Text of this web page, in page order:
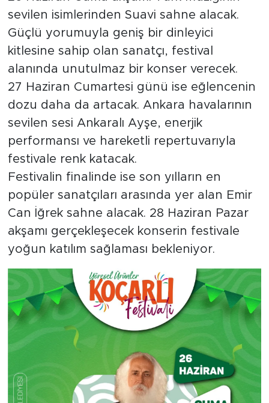
sevilen isimlerinden Suavi sahne alacak.
Güçlü yorumuyla geniş bir dinleyici
kitlesine sahip olan sanatçı, festival
alanında unutulmaz bir konser verecek.
27 Haziran Cumartesi günü ise eğlencenin
dozu daha da artacak. Ankara havalarının
sevilen sesi Ankaralı Ayşe, enerjik
performansı ve hareketli repertuvarıyla
festivale renk katacak.
Festivalin finalinde ise son yılların en
popüler sanatçıları arasında yer alan Emir
Can İğrek sahne alacak. 28 Haziran Pazar
akşamı gerçekleşecek konserin festivale
yoğun katılım sağlaması bekleniyor.